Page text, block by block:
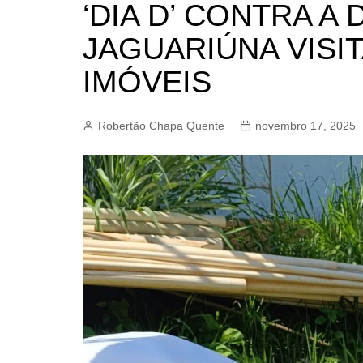
JUNDIAÍ
MOGI
MOGI
‘DIA D’ CONTRA A
JAGUARIÚNA
IMÓVEIS
Robertão Chapa Quente novembro 17, 2025